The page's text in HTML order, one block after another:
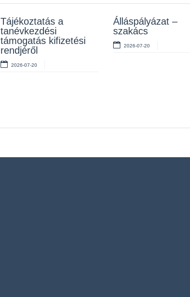
Tájékoztatás a
tanévkezdési
támogatás kifizetési
rendjéről
2026-07-20
Álláspályázat –
szakács
2026-07-20
Rendelet kihirdetése
2026-07-10
Álláspályázat –
takarító
2026-07-06